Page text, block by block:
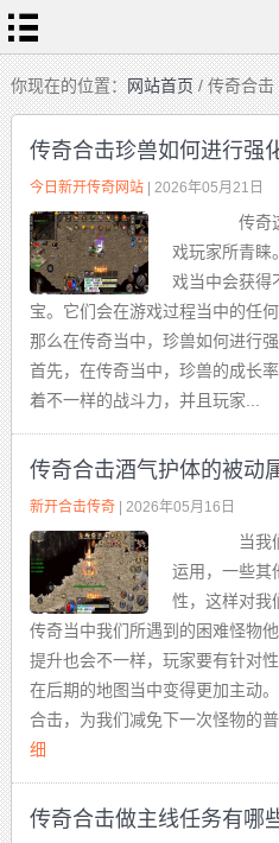
首
页
今
日
新
开
传
奇
网
站
热
血
传
奇
私
服
传
奇
sf
发
布
站
新
开
合
击
传
奇
你现在的位置：网站首页/ 传奇合击
传奇合击珍兽如何进行强
今日新开传奇网站 | 2026年05月21日
传奇这
戏玩家所青睐
戏当中会获得
宝。它们会在游戏过程当中的任
那么在传奇当中，珍兽如何进
首先，在传奇当中，珍兽的成长
着不一样的战斗力，并且玩家...
传奇合击酒气护体的被动
新开合击传奇| 2026年05月16日
当我们
运用，一些其
性，这样对我
传奇当中我们所遇到的困难怪物
提升也会不一样，玩家要有针对
在后期的地图当中变得更加主动
合击，为我们减免下一次怪物的
细
传奇合击做主线任务有哪